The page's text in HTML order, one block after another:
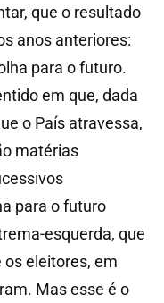
que o resultado
anos anteriores:
para o futuro.
em que, dada
o País atravessa,
matérias
para o futuro
esquerda, que
os eleitores, em
Mas esse é o